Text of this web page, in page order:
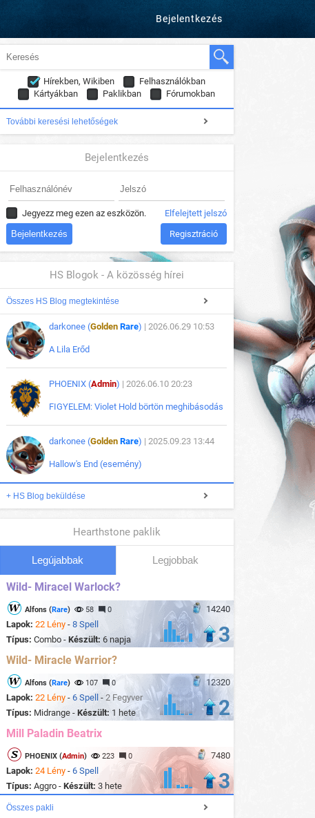
Bejelentkezés
Hírekben, Wikiben
Felhasználókban
Kártyákban
Paklikban Fórumokban
További keresési lehetőségek
Bejelentkezés
Jegyezz meg ezen az eszközön. Elfelejtett jelszó
Regisztráció
HS Blogok - A közösség hírei
Összes HS Blog megtekintése
darkonee (Golden Rare) | 2026.06.29 10:53
A Lila Erőd
PHOENIX (Admin) | 2026.06.10 20:23
FIGYELEM: Violet Hold börtön meghibásodás
darkonee (Golden Rare) | 2025.09.23 13:44
Hallow's End (esemény)
+ HS Blog beküldése
Hearthstone paklik
Legújabbak Legjobbak
Wild- Miracel Warlock?
14240
Alfons (Rare) 58 0
Lapok: 22 Lény - 8 Spell
Típus: Combo - Készült: 6 napja 3
Wild- Miracle Warrior?
12320
Alfons (Rare) 107 0
Lapok: 22 Lény - 6 Spell - 2 Fegyver
Típus: Midrange - Készült: 1 hete 2
Mill Paladin Beatrix
7480
PHOENIX (Admin) 223 0
Lapok: 24 Lény - 6 Spell
Típus: Aggro - Készült: 3 hete 3
Összes pakli